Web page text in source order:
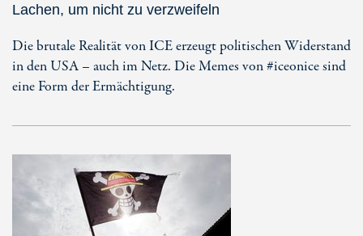
Lachen, um nicht zu verzweifeln
Die brutale Realität von ICE erzeugt politischen Widerstand
in den USA – auch im Netz. Die Memes von #iceonice sind
eine Form der Ermächtigung.